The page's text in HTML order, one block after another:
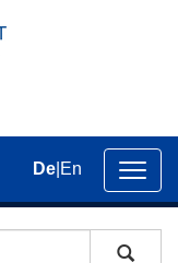
der
De En